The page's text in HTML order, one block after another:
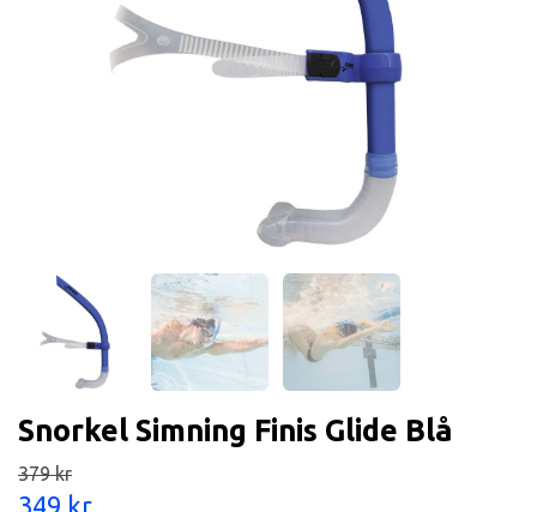
Snorkel Simning Finis Glide Blå
379 kr
349 kr